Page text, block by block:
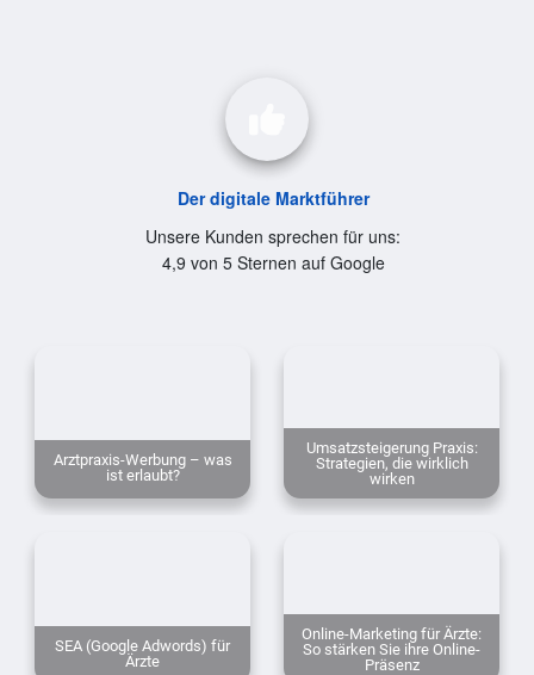
Der digitale Marktführer
Unsere Kunden sprechen für uns:
4,9 von 5 Sternen auf Google
Arztpraxis-Werbung – was
ist erlaubt?
Umsatzsteigerung Praxis:
Strategien, die wirklich
wirken
SEA (Google Adwords) für
Ärzte
Online-Marketing für Ärzte:
So stärken Sie ihre Online-
Präsenz